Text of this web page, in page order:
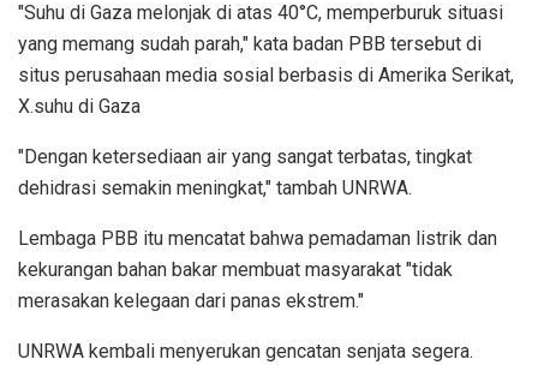
"Suhu di Gaza melonjak di atas 40°C, memperburuk situasi
yang memang sudah parah," kata badan PBB tersebut di
situs perusahaan media sosial berbasis di Amerika Serikat,
X.suhu di Gaza
"Dengan ketersediaan air yang sangat terbatas, tingkat
dehidrasi semakin meningkat," tambah UNRWA.
Lembaga PBB itu mencatat bahwa pemadaman listrik dan
kekurangan bahan bakar membuat masyarakat "tidak
merasakan kelegaan dari panas ekstrem."
UNRWA kembali menyerukan gencatan senjata segera.